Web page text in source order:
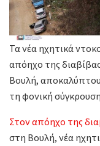
Τα νέα ηχητικά
απόηχο της
Βουλή,
τη φονική
Στον απόηχο της
στη Βουλή, νέα